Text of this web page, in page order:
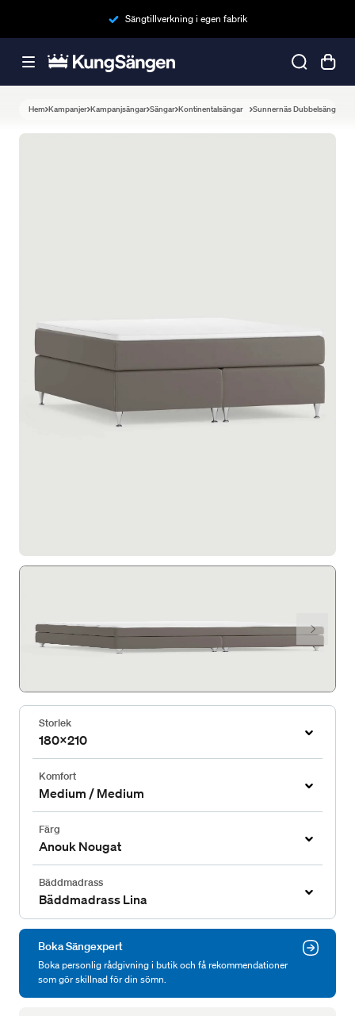
Sängtillverkning i egen fabrik
Hem Kampanjer Kampanjsängar Sängar Kontinentalsängar Sunnernäs Dubbelsäng
Storlek
180x210
Komfort
Medium / Medium
Färg
Anouk Nougat
Bäddmadrass
Bäddmadrass Lina
Boka Sängexpert
Boka personlig rådgivning i butik och få rekommendationer
som gör skillnad för din sömn.